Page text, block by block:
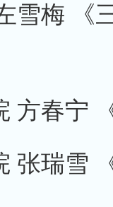
雪梅 《
方春宁
张瑞雪